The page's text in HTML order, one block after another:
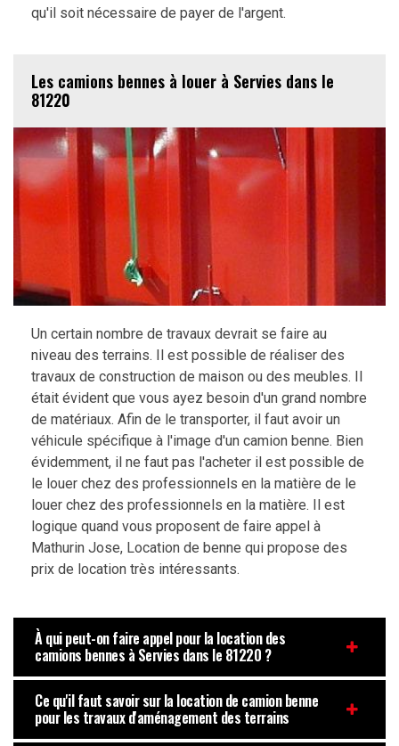
qu'il soit nécessaire de payer de l'argent.
Les camions bennes à louer à Servies dans le
81220
Un certain nombre de travaux devrait se faire au
niveau des terrains. Il est possible de réaliser des
travaux de construction de maison ou des meubles. Il
était évident que vous ayez besoin d'un grand nombre
de matériaux. Afin de le transporter, il faut avoir un
véhicule spécifique à l'image d'un camion benne. Bien
évidemment, il ne faut pas l'acheter il est possible de
le louer chez des professionnels en la matière de le
louer chez des professionnels en la matière. Il est
logique quand vous proposent de faire appel à
Mathurin Jose, Location de benne qui propose des
prix de location très intéressants.
À qui peut-on faire appel pour la location des
camions bennes à Servies dans le 81220 ?
Ce qu'il faut savoir sur la location de camion benne
pour les travaux d'aménagement des terrains